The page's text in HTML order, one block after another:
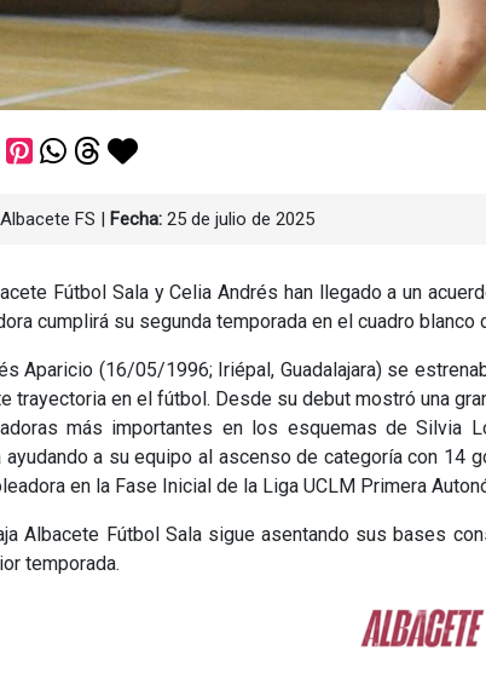
Albacete FS Fecha: 25 de julio de 2025
Fútbol Sala y Celia Andrés han llegado a un
cumplirá su segunda temporada en el cuadro
Aparicio (16/05/1996; Iriépal, Guadalajara) se
trayectoria en el fútbol. Desde su debut mostró una
más importantes en los esquemas de Silvia
ayudando a su equipo al ascenso de categoría con 14
en la Fase Inicial de la Liga UCLM Primera
Albacete Fútbol Sala sigue asentando sus bases
temporada.